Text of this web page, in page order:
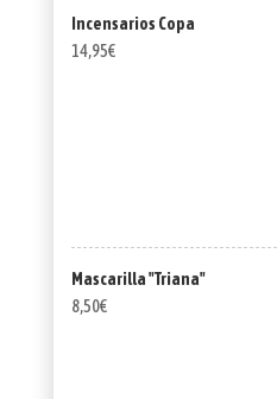
Incensarios Copa
14,95€
Mascarilla "Triana"
8,50€